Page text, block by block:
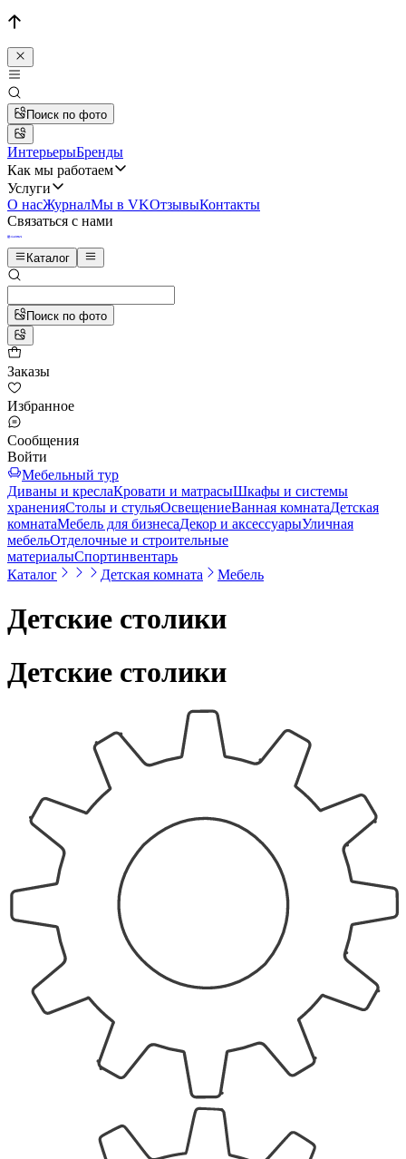
Поиск по фото
ИнтерьерыБренды
Как мы работаем
Услуги
О насЖурналМы в VKОтзывыКонтакты
Связаться с нами
Каталог
Поиск по фото
Заказы
Избранное
Сообщения
Войти
Мебельный тур
Диваны и креслаКровати и матрасыШкафы и системы
храненияСтолы и стульяОсвещениеВанная комнатаДетская
комнатаМебель для бизнесаДекор и аксессуарыУличная
мебельОтделочные и строительные
материалыСпортинвентарь
Каталог
Детская комната Мебель
Детские столики
Детские столики